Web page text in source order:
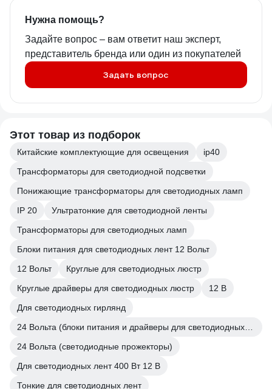
Нужна помощь?
Задайте вопрос – вам ответит наш эксперт,
представитель бренда или один из покупателей
Задать вопрос
Этот товар из подборок
Китайские комплектующие для освещения
ip40
Трансформаторы для светодиодной подсветки
Понижающие трансформаторы для светодиодных ламп
IP 20
Ультратонкие для светодиодной ленты
Трансформаторы для светодиодных ламп
Блоки питания для светодиодных лент 12 Вольт
12 Вольт
Круглые для светодиодных люстр
Круглые драйверы для светодиодных люстр
12 В
Для светодиодных гирлянд
24 Вольта (светодиодные прожекторы)
Для светодиодных лент 400 Вт 12 В
Тонкие для светодиодных лент